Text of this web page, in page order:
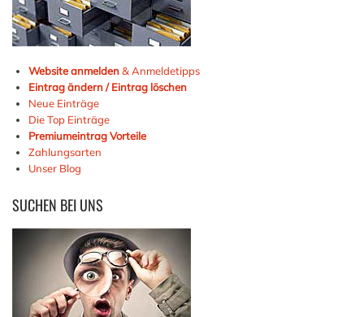
Website anmelden& Anmeldetipps
Eintrag ändern / Eintrag löschen
Neue Einträge
Die Top Einträge
Premiumeintrag Vorteile
Zahlungsarten
Unser Blog
SUCHEN BEI UNS